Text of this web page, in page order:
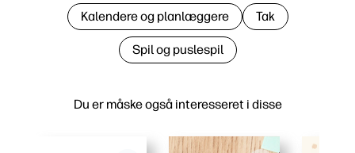
Du er måske også interesseret i disse
Kalendere og planlæggere Tak
Spil og puslespil